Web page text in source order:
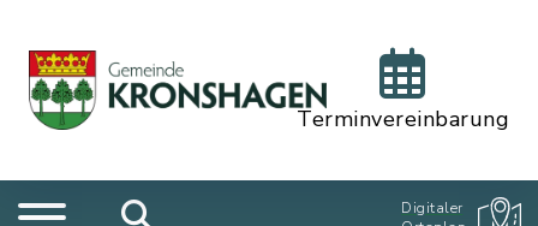
Terminvereinbarung
Digitaler